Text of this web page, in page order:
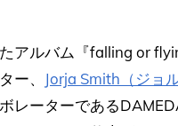
アルバム『falling or
ー、
Jorja Smith（ジョ
レーターである